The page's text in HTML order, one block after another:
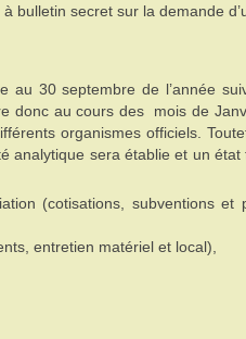
bulletin secret sur la demande
au 30 septembre de l’année
donc au cours des mois de
organismes officiels.
analytique sera établie et un
(cotisations, subventions
entretien matériel et local),